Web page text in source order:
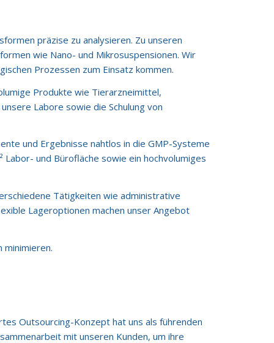
präzise zu analysieren. Zu unseren
wie Nano- und Mikrosuspensionen. Wir
Prozessen zum Einsatz kommen.
Produkte wie Tierarzneimittel,
Labore sowie die Schulung von
und Ergebnisse nahtlos in die GMP-Systeme
und Bürofläche sowie ein hochvolumiges
Tätigkeiten wie administrative
Lageroptionen machen unser Angebot
Outsourcing-Konzept hat uns als führenden
mit unseren Kunden, um ihre